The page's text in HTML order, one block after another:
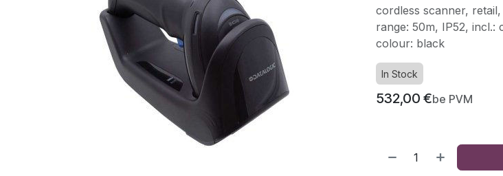
cordless scanner,
range: 50m, IP52, incl.:
colour: black
In Stock
532,00 €be PVM